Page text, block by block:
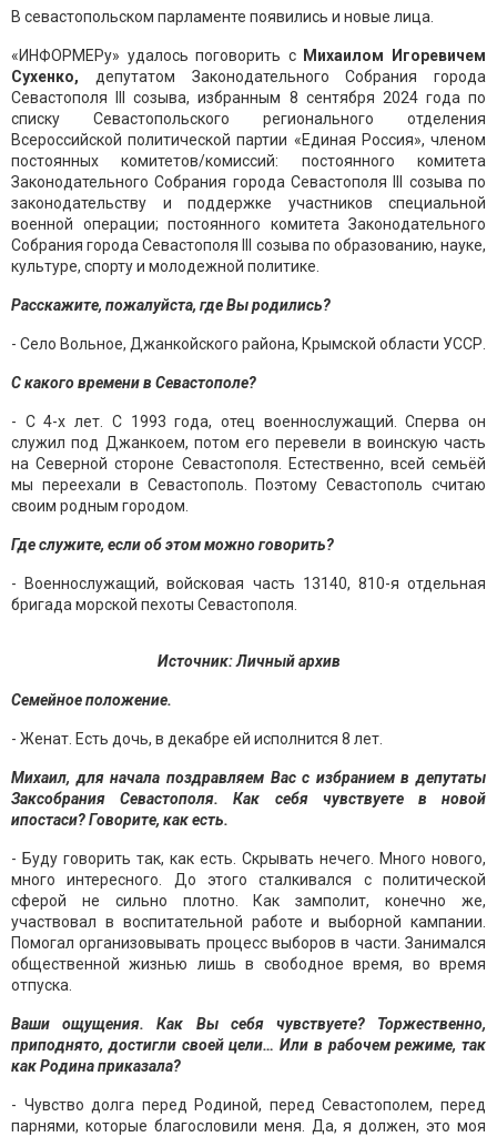
В севастопольском парламенте появились и новые лица.
«ИНФОРМЕРу» удалось поговорить с Михаилом Игоревичем
Сухенко, депутатом Законодательного Собрания города
Севастополя III созыва, избранным 8 сентября 2024 года по
списку Севастопольского регионального отделения
Всероссийской политической партии «Единая Россия», членом
постоянных комитетов/комиссий: постоянного комитета
Законодательного Собрания города Севастополя III созыва по
законодательству и поддержке участников специальной
военной операции; постоянного комитета Законодательного
Собрания города Севастополя III созыва по образованию, науке,
культуре, спорту и молодежной политике.
Расскажите, пожалуйста, где Вы родились?
- Село Вольное, Джанкойского района, Крымской области УССР.
С какого времени в Севастополе?
- С 4-х лет. С 1993 года, отец военнослужащий. Сперва он
служил под Джанкоем, потом его перевели в воинскую часть
на Северной стороне Севастополя. Естественно, всей семьёй
мы переехали в Севастополь. Поэтому Севастополь считаю
своим родным городом.
Где служите, если об этом можно говорить?
- Военнослужащий, войсковая часть 13140, 810-я отдельная
бригада морской пехоты Севастополя.
Источник: Личный архив
Семейное положение.
- Женат. Есть дочь, в декабре ей исполнится 8 лет.
Михаил, для начала поздравляем Вас с избранием в депутаты
Заксобрания Севастополя. Как себя чувствуете в новой
ипостаси? Говорите, как есть.
- Буду говорить так, как есть. Скрывать нечего. Много нового,
много интересного. До этого сталкивался с политической
сферой не сильно плотно. Как замполит, конечно же,
участвовал в воспитательной работе и выборной кампании.
Помогал организовывать процесс выборов в части. Занимался
общественной жизнью лишь в свободное время, во время
отпуска.
Ваши ощущения. Как Вы себя чувствуете? Торжественно,
приподнято, достигли своей цели… Или в рабочем режиме, так
как Родина приказала?
- Чувство долга перед Родиной, перед Севастополем, перед
парнями, которые благословили меня. Да, я должен, это моя